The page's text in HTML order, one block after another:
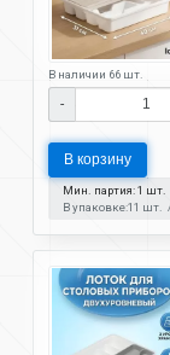
В наличии 66 шт.
-
В корзину
Мин. партия: 1 шт.
В упаковке:11 шт.